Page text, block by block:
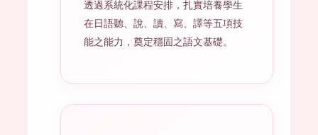
透過系統化課程安排，扎實培養學生
在日語聽、說、讀、寫、譯等五項技
能之能力，奠定穩固之語文基礎。